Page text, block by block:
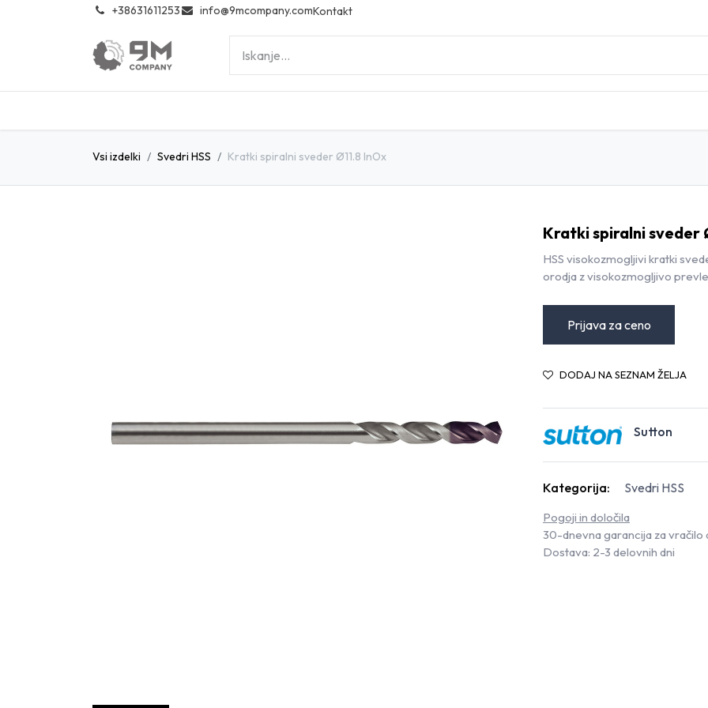
+38631611253 info@9mcompany.comKontakt
Vsi izdelki Svedri HSS Kratki spiralni sveder Ø11.8 InOx
Kratki spiralni sveder
HSS visokozmogljivi kratki
orodja z visokozmogljivo
Prijava za ceno
DODAJ NA SEZNAM ŽELJA
Sutton
Kategorija: Svedri HSS
Pogoji in določila
30-dnevna garancija za vračilo
Dostava: 2-3 delovnih dni